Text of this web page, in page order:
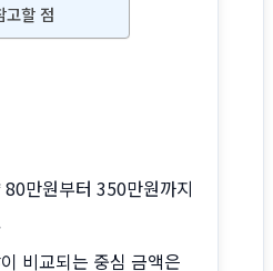
고할 점
만원부터 350만원까지
비교되는 중심 금액은